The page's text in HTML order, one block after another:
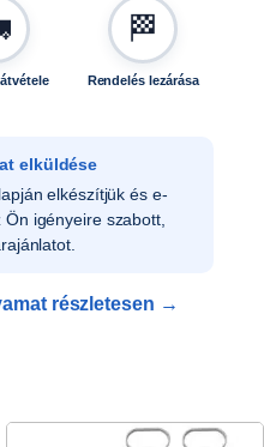
🏁
Rendelés lezárása
elküldése
elkészítjük és e-
igényeire szabott,
részletesen →